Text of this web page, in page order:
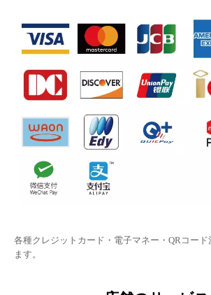
各種クレジットカード・電子マネー・QRコー
ます。